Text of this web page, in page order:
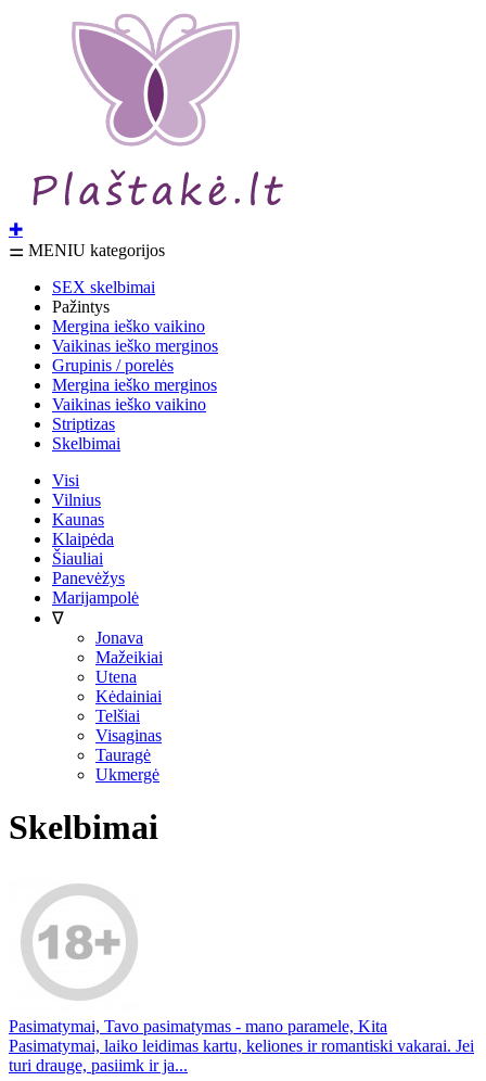
✚
⚌ MENIU kategorijos
SEX skelbimai
Pažintys
Mergina ieško vaikino
Vaikinas ieško merginos
Grupinis / porelės
Mergina ieško merginos
Vaikinas ieško vaikino
Striptizas
Skelbimai
Visi
Vilnius
Kaunas
Klaipėda
Šiauliai
Panevėžys
Marijampolė
∇
Jonava
Mažeikiai
Utena
Kėdainiai
Telšiai
Visaginas
Tauragė
Ukmergė
Skelbimai
Pasimatymai, Tavo pasimatymas - mano paramele, Kita
Pasimatymai, laiko leidimas kartu, keliones ir romantiski vakarai. Jei
turi drauge, pasiimk ir ja...